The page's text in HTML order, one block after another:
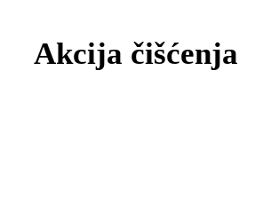
Akcija čišćenja